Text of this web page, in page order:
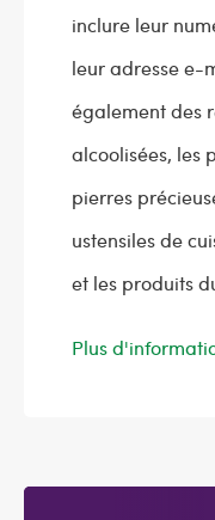
inclure leur
leur adresse e-
également des
alcoolisées, les
pierres
ustensiles de
et les produits
Plus